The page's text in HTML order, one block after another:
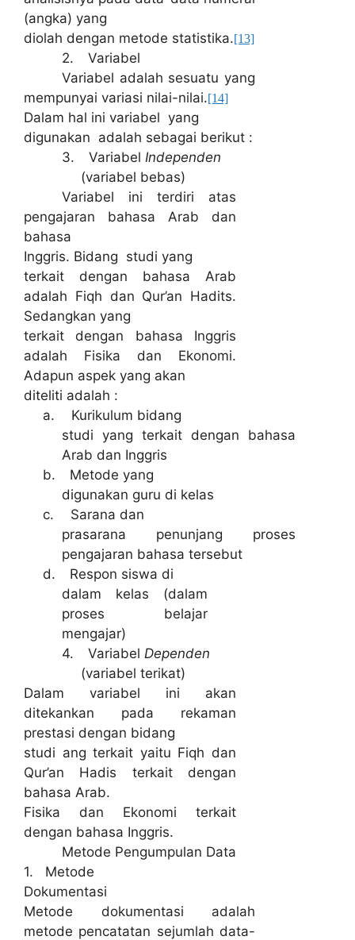
(angka) yang
diolah dengan metode statistika.[13]
2.
Variabel
Variabel adalah sesuatu yang
mempunyai variasi nilai-nilai.[14]
Dalam hal ini variabel yang
digunakan adalah sebagai berikut :
3.
Variabel Independen
(variabel bebas)
Variabel ini terdiri atas
pengajaran bahasa Arab dan
bahasa
Inggris. Bidang studi yang
terkait dengan bahasa Arab
adalah Fiqh dan Qur’an Hadits.
Sedangkan yang
terkait dengan bahasa Inggris
adalah Fisika dan Ekonomi.
Adapun aspek yang akan
diteliti adalah :
a.
Kurikulum bidang
studi yang terkait dengan bahasa
Arab dan Inggris
b.
Metode yang
digunakan guru di kelas
c.
Sarana dan
prasarana penunjang proses
pengajaran bahasa tersebut
d.
Respon siswa di
dalam kelas (dalam
proses belajar
mengajar)
4.
Variabel Dependen
(variabel terikat)
Dalam variabel ini akan
ditekankan pada rekaman
prestasi dengan bidang
studi ang terkait yaitu Fiqh dan
Qur’an Hadis terkait dengan
bahasa Arab.
Fisika dan Ekonomi terkait
dengan bahasa Inggris.
Metode Pengumpulan Data
1. Metode
Dokumentasi
Metode dokumentasi adalah
metode pencatatan sejumlah data-